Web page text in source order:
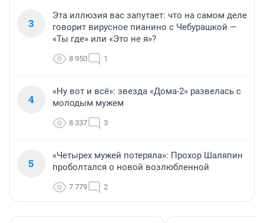
3
Эта иллюзия вас запутает: что на самом деле
говорит вирусное пианино с Чебурашкой —
«Ты где» или «Это не я»?
8 950 1
4
«Ну вот и всё»: звезда «Дома-2» развелась с
молодым мужем
8 337 3
5
«Четырех мужей потеряла»: Прохор Шаляпин
проболтался о новой возлюбленной
7 779 2